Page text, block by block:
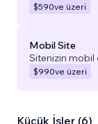
$590ve üzeri
Mobil Site
Sitenizin mobil
$990ve üzeri
Küçük İşler (6)